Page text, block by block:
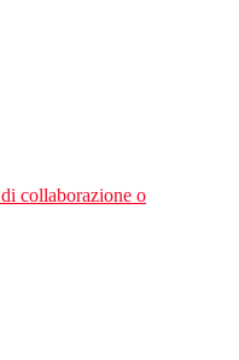
collaborazione o